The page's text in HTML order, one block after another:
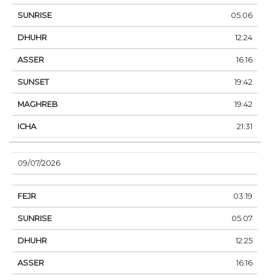
05:06
12:24
16:16
19:42
19:42
21:31
09/07/2026
03:19
05:07
12:25
16:16